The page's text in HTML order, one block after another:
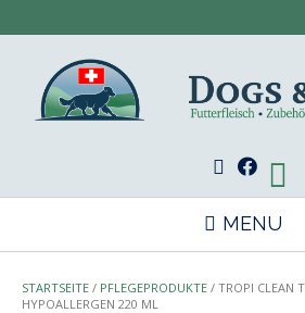
MENU
STARTSEITE / PFLEGEPRODUKTE / TROPI CLEAN
HYPOALLERGEN 220 ML